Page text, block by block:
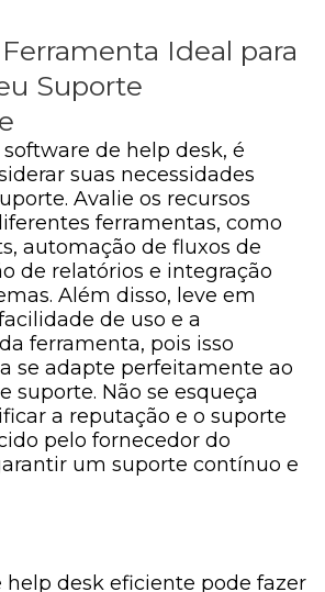
Ideal para
Suporte
de help desk, é
suas necessidades
Avalie os recursos
ferramentas, como
automação de fluxos de
de relatórios e integração
Além disso, leve em
de uso e a
ferramenta, pois isso
se adapte perfeitamente ao
suporte. Não se esqueça
a reputação e o suporte
pelo fornecedor do
um suporte contínuo e
help desk eficiente pode fazer